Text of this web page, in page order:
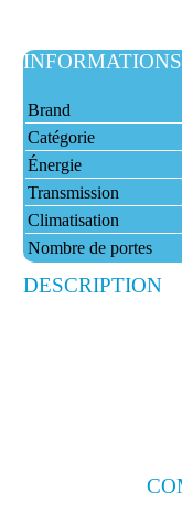
INFORMATIONS
Brand
Catégorie
Énergie
Transmission
Climatisation
Nombre de portes
DESCRIPTION